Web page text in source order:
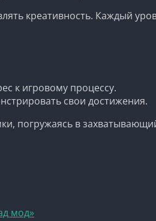
креативность. Каждый
к игровому процессу.
свои достижения.
погружаясь в
мод»